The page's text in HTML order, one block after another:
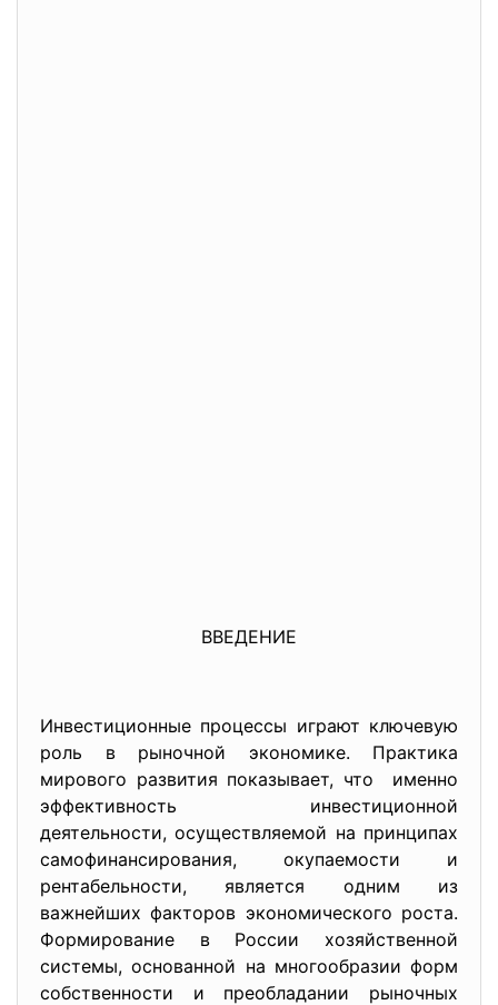
ВВЕДЕНИЕ
Инвестиционные процессы играют ключевую
роль в рыночной экономике. Практика
мирового развития показывает, что именно
эффективность инвестиционной
деятельности, осуществляемой на принципах
самофинансирования, окупаемости и
рентабельности, является одним из
важнейших факторов экономического роста.
Формирование в России хозяйственной
системы, основанной на многообразии форм
собственности и преобладании рыночных